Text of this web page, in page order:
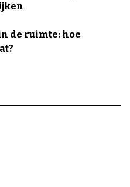
de ruimte: hoe